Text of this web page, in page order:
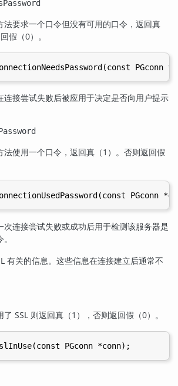
法要求一个口令但没有可用的口令，返回真
假（0）。
连接尝试失败后被应用于决定是否向用户提示
法使用一个口令，返回真（1）。否则返回假
次连接尝试失败或成功后用于检测该服务器是
有关的信息。这些信息在连接建立后通常不
SSL 则返回真（1），否则返回假（0）。